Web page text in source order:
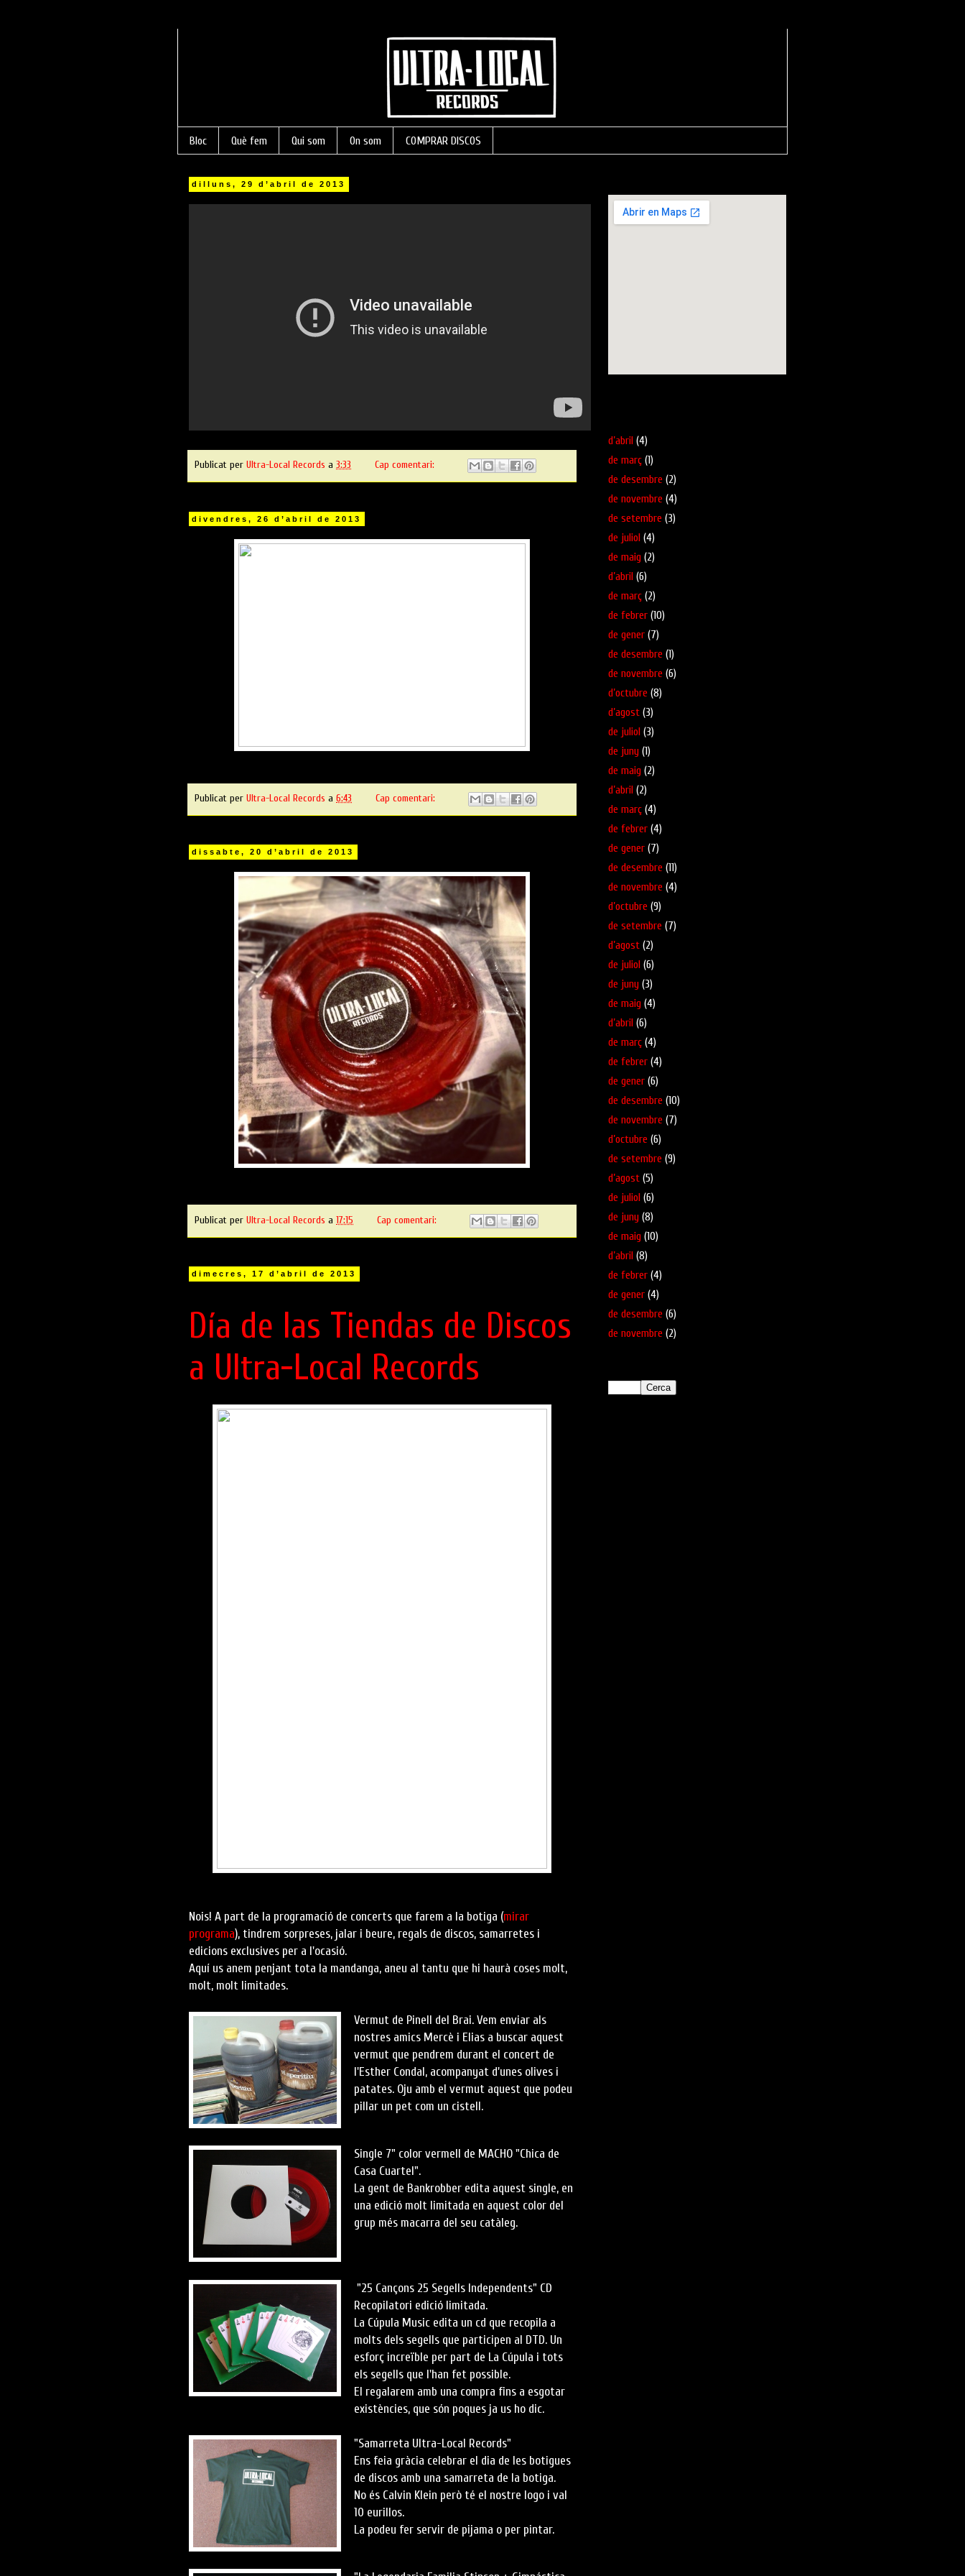
Bloc Què fem Qui som On som COMPRAR DISCOS
dilluns, 29 d’abril de 2013
Publicat per Ultra-Local Records a 3:33 Cap comentari:
divendres, 26 d’abril de 2013
Publicat per Ultra-Local Records a 6:43 Cap comentari:
dissabte, 20 d’abril de 2013
Publicat per Ultra-Local Records a 17:15 Cap comentari:
dimecres, 17 d’abril de 2013
Día de las Tiendas de Discos
a Ultra-Local Records
Nois! A part de la programació de concerts que farem a la botiga (mirar
programa), tindrem sorpreses, jalar i beure, regals de discos, samarretes i
edicions exclusives per a l'ocasió.
Aquí us anem penjant tota la mandanga, aneu al tantu que hi haurà coses molt,
molt, molt limitades.
Vermut de Pinell del Brai. Vem enviar als
nostres amics Mercè i Elias a buscar aquest
vermut que pendrem durant el concert de
l'Esther Condal, acompanyat d'unes olives i
patates. Oju amb el vermut aquest que podeu
pillar un pet com un cistell.
Single 7" color vermell de MACHO "Chica de
Casa Cuartel".
La gent de Bankrobber edita aquest single, en
una edició molt limitada en aquest color del
grup més macarra del seu catàleg.
"25 Cançons 25 Segells Independents" CD
Recopilatori edició limitada.
La Cúpula Music edita un cd que recopila a
molts dels segells que participen al DTD. Un
esforç increïble per part de La Cúpula i tots
els segells que l'han fet possible.
El regalarem amb una compra fins a esgotar
existències, que són poques ja us ho dic.
"Samarreta Ultra-Local Records"
Ens feia gràcia celebrar el dia de les botigues
de discos amb una samarreta de la botiga.
No és Calvin Klein però té el nostre logo i val
10 eurillos.
La podeu fer servir de pijama o per pintar.
d’abril (4)
de març (1)
de desembre (2)
de novembre (4)
de setembre (3)
de juliol (4)
de maig (2)
d’abril (6)
de març (2)
de febrer (10)
de gener (7)
de desembre (1)
de novembre (6)
d’octubre (8)
d’agost (3)
de juliol (3)
de juny (1)
de maig (2)
d’abril (2)
de març (4)
de febrer (4)
de gener (7)
de desembre (11)
de novembre (4)
d’octubre (9)
de setembre (7)
d’agost (2)
de juliol (6)
de juny (3)
de maig (4)
d’abril (6)
de març (4)
de febrer (4)
de gener (6)
de desembre (10)
de novembre (7)
d’octubre (6)
de setembre (9)
d’agost (5)
de juliol (6)
de juny (8)
de maig (10)
d’abril (8)
de febrer (4)
de gener (4)
de desembre (6)
de novembre (2)